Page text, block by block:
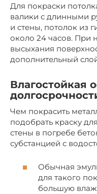
Для покраски
валики с длинными
и стены, потолок из
около 24 часов. При
высыхания
дополнительный
Влагостойкая
Чем покрасить
подобрать краску
стены в погребе
субстанцией с
Обычная
для такого
большую